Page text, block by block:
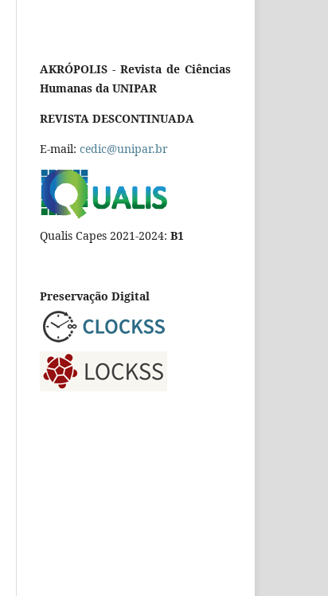
AKRÓPOLIS - Revista de Ciências
Humanas da UNIPAR
REVISTA DESCONTINUADA
E-mail: cedic@unipar.br
Qualis Capes 2021-2024: B1
Preservação Digital